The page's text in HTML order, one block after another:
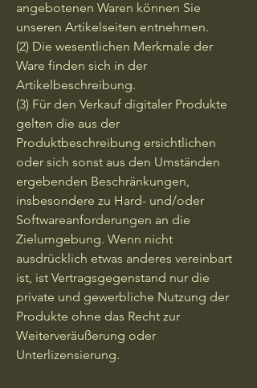
angebotenen Waren können Sie
unseren Artikelseiten entnehmen.
(2) Die wesentlichen Merkmale der
Ware finden sich in der
Artikelbeschreibung.
(3) Für den Verkauf digitaler Produkte
gelten die aus der
Produktbeschreibung ersichtlichen
oder sich sonst aus den Umständen
ergebenden Beschränkungen,
insbesondere zu Hard- und/oder
Softwareanforderungen an die
Zielumgebung. Wenn nicht
ausdrücklich etwas anderes vereinbart
ist, ist Vertragsgegenstand nur die
private und gewerbliche Nutzung der
Produkte ohne das Recht zur
Weiterveräußerung oder
Unterlizensierung.